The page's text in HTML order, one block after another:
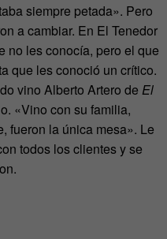
siempre petada». Pero
a cambiar. En El Tenedor
no les conocía, pero el que
que les conoció un crítico.
vino Alberto Artero de El
«Vino con su familia,
fueron la única mesa». Le
todos los clientes y se